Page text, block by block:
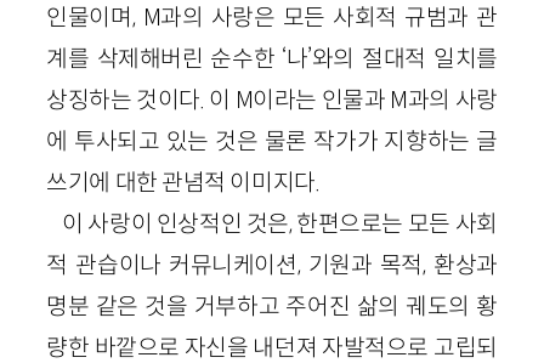
인물이며, M과의 사랑은 모든 사회적 규범과 관
계를 삭제해버린 순수한 ‘나’와의 절대적 일치를
상징하는 것이다. 이 M이라는 인물과 M과의 사랑
에 투사되고 있는 것은 물론 작가가 지향하는 글
쓰기에 대한 관념적 이미지다.
이 사랑이 인상적인 것은, 한편으로는 모든 사회
적 관습이나 커뮤니케이션, 기원과 목적, 환상과
명분 같은 것을 거부하고 주어진 삶의 궤도의 황
량한 바깥으로 자신을 내던져 자발적으로 고립되